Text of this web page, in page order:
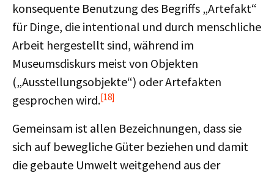
konsequente Benutzung des Begriffs „Artefakt“
für Dinge, die intentional und durch menschliche
Arbeit hergestellt sind, während im
Museumsdiskurs meist von Objekten
(„Ausstellungsobjekte“) oder Artefakten
gesprochen wird.[18]
Gemeinsam ist allen Bezeichnungen, dass sie
sich auf bewegliche Güter beziehen und damit
die gebaute Umwelt weitgehend aus der